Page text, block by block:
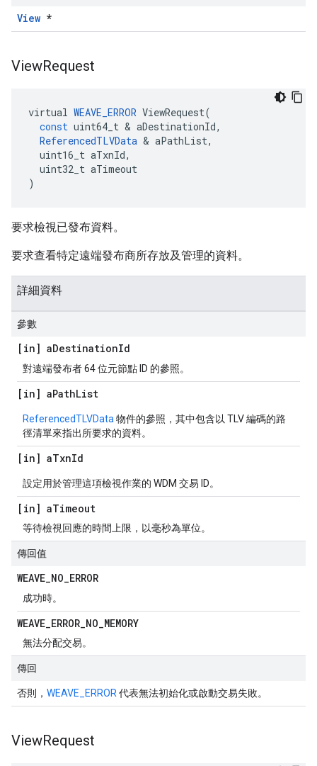
View *
ViewRequest
virtual WEAVE_ERROR ViewRequest(
const uint64_t & aDestinationId,
ReferencedTLVData & aPathList,
uint16_t aTxnId,
uint32_t aTimeout
)
要求檢視已發布資料。
要求查看特定遠端發布商所存放及管理的資料。
詳細資料
參數
[in] aDestinationId
對遠端發布者 64 位元節點 ID 的參照。
[in] aPathList
ReferencedTLVData 物件的參照，其中包含以 TLV 編碼的路
徑清單來指出所要求的資料。
[in] aTxnId
設定用於管理這項檢視作業的 WDM 交易 ID。
[in] aTimeout
等待檢視回應的時間上限，以毫秒為單位。
傳回值
WEAVE_NO_ERROR
成功時。
WEAVE_ERROR_NO_MEMORY
無法分配交易。
傳回
否則， WEAVE_ERROR 代表無法初始化或啟動交易失敗。
ViewRequest